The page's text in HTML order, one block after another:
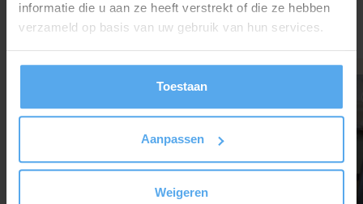
informatie die u aan ze heeft verstrekt of die ze hebben
verzameld op basis van uw gebruik van hun services.
Toestaan
Aanpassen
Weigeren
Wil je het beste uit je medewerkers halen? Onze gratis
whitepapers helpen je.